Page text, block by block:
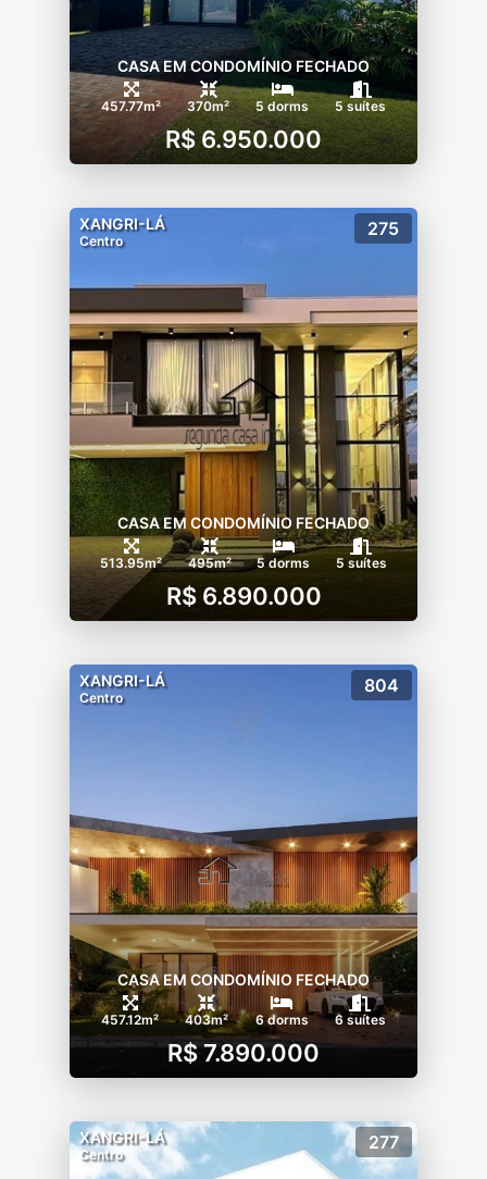
CASA EM CONDOMÍNIO FECHADO
457.77m² 370m² 5 dorms 5 suítes
R$ 6.950.000
XANGRI-LÁ
Centro
275
CASA EM CONDOMÍNIO FECHADO
513.95m² 495m² 5 dorms 5 suítes
R$ 6.890.000
XANGRI-LÁ
Centro
804
CASA EM CONDOMÍNIO FECHADO
457.12m² 403m² 6 dorms 6 suítes
R$ 7.890.000
XANGRI-LÁ
Centro
277